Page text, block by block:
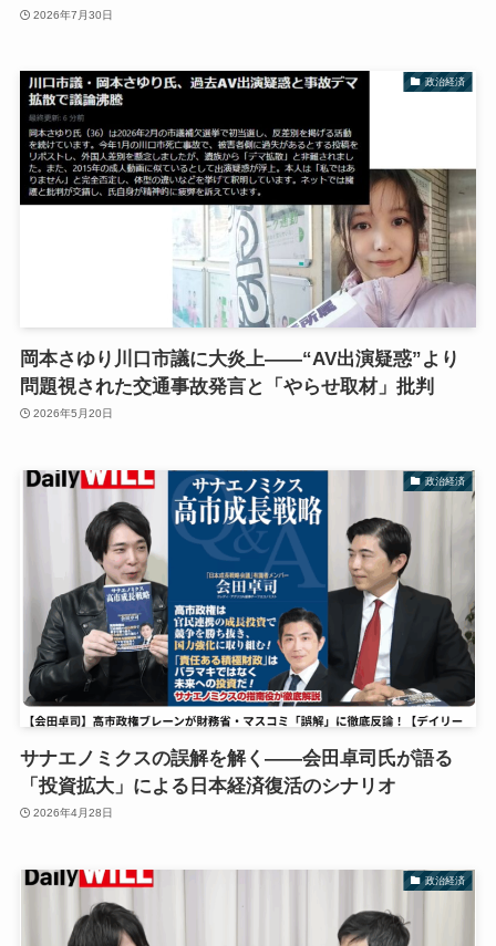
2026年7月30日
政治経済
岡本さゆり川口市議に大炎上――“AV出演疑惑”より
問題視された交通事故発言と「やらせ取材」批判
2026年5月20日
政治経済
サナエノミクスの誤解を解く――会田卓司氏が語る
「投資拡大」による日本経済復活のシナリオ
2026年4月28日
政治経済